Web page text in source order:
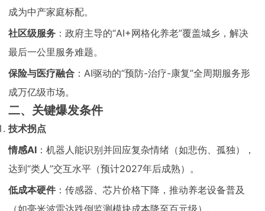
成为中产家庭标配。
社区级服务 ：政府主导的“AI+网格化养老”覆盖城乡，解决
最后一公里服务难题。
保险与医疗融合 ：AI驱动的“预防-治疗-康复”全周期服务形
成万亿级市场。
二、关键爆发条件
技术拐点
情感AI ：机器人能识别并回应复杂情绪（如悲伤、孤独），
达到“类人”交互水平（预计2027年后成熟）。
低成本硬件：传感器、芯片价格下降，推动养老设备普及